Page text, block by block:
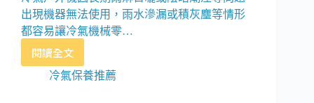
出現機器無法使用，雨水滲漏或積灰塵等情形
都容易讓冷氣機械零…
閱讀全文
新
北
冷氣保養推薦